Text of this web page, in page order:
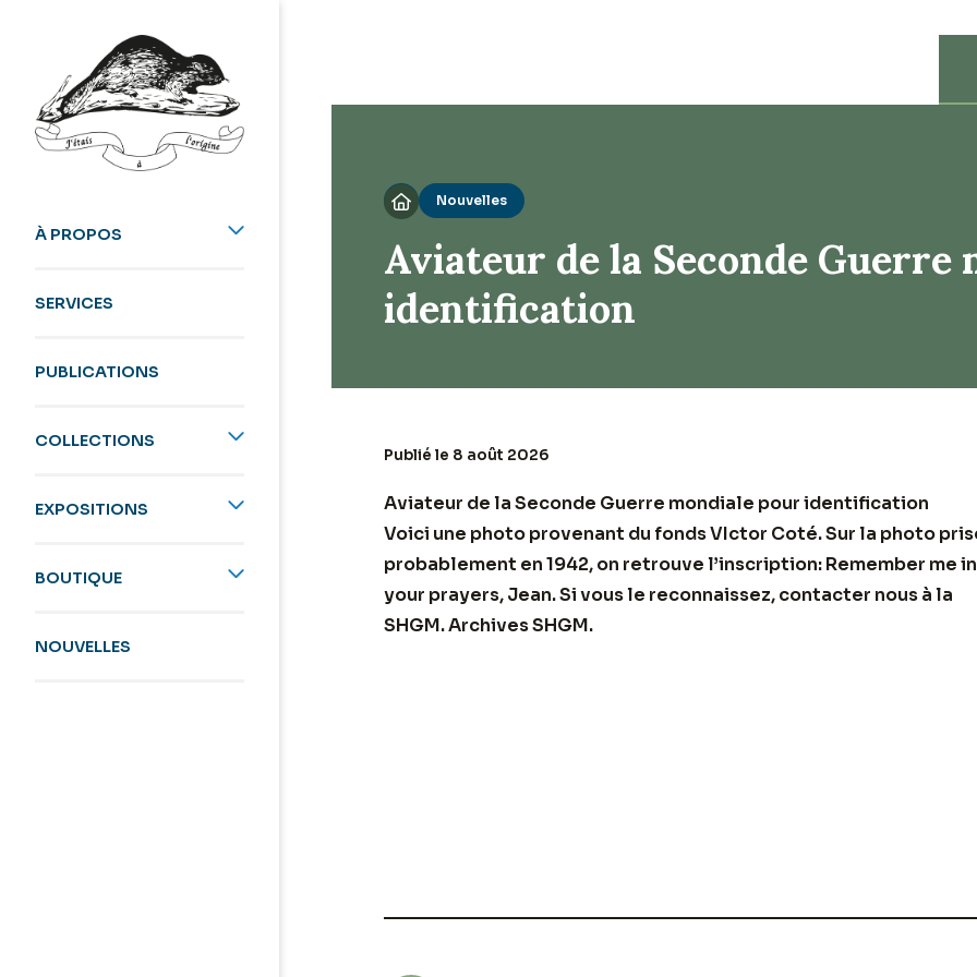
À PROPOS
SERVICES
PUBLICATIONS
COLLECTIONS
EXPOSITIONS
BOUTIQUE
NOUVELLES
 Nouvelles
Aviateur de la Seconde Guerre
identification
Publié le 8 août 2026
Aviateur de la Seconde Guerre mondiale pour identification
Voici une photo provenant du fonds VIctor Coté. Sur la photo
probablement en 1942, on retrouve l’inscription: Remember me in
your prayers, Jean. Si vous le reconnaissez, contacter nous à la
SHGM. Archives SHGM.